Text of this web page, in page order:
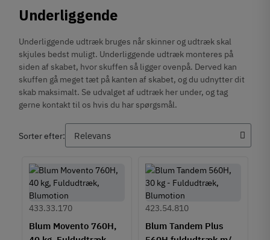
Underliggende
Underliggende udtræk bruges når skinner og udtræk skal
skjules bedst muligt. Underliggende udtræk monteres på
siden af skabet, hvor skuffen så ligger ovenpå. Derved kan
skuffen gå meget tæt på kanten af skabet, og du udnytter dit
skab maksimalt. Se udvalget af udtræk her under, og tag
gerne kontakt til os hvis du har spørgsmål.
Sorter efter:
Blum Movento 760H,
433.33.170
Blum Tandem Plus
423.54.810